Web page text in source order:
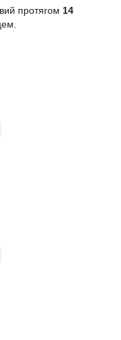
протягом 14